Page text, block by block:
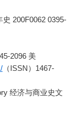
200F0062 0395-
2096 美
（ISSN）1467-
经济与商业史文